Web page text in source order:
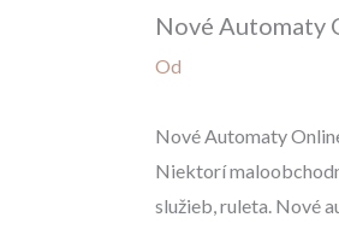
Nové Automaty
Od
Nové Automaty
Niektorí
služieb, ruleta. Nové